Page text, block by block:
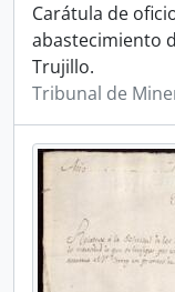
Carátula de
abastecimiento
Trujillo.
Tribunal de